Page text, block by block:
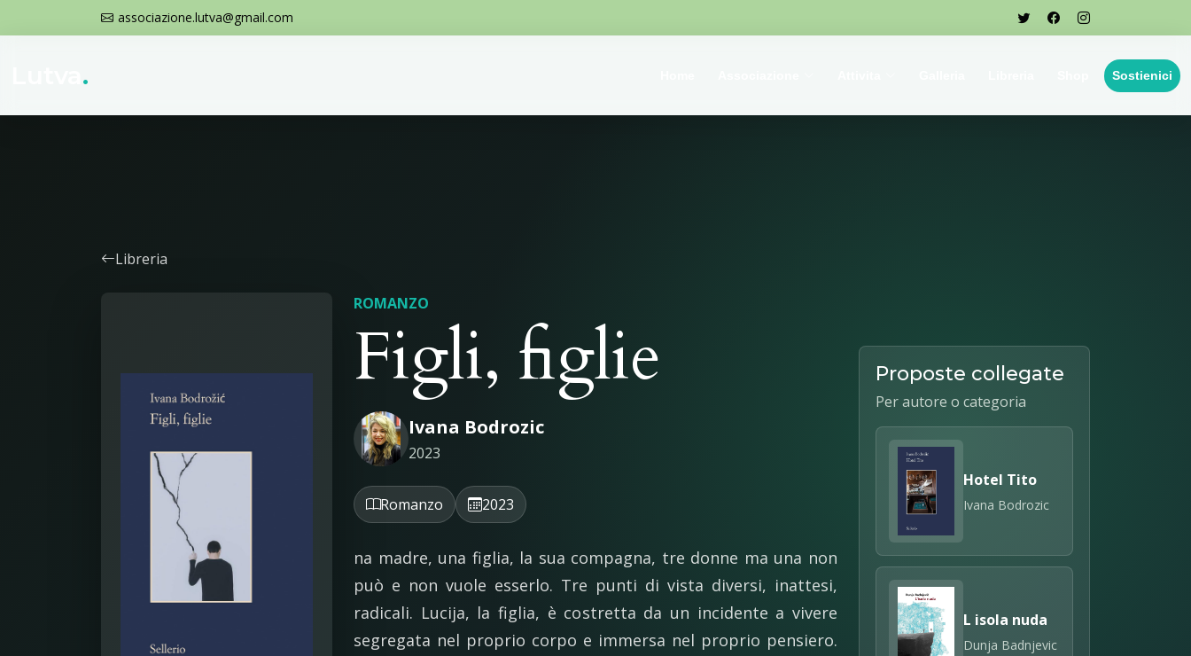
associazione.lutva@gmail.com
. Sostienici
Libreria
ROMANZO
Figli, figlie
Ivana Bodrozic
2023
Romanzo 2023
na madre, una figlia, la sua compagna, tre donne ma una non
può e non vuole esserlo. Tre punti di vista diversi, inattesi,
radicali. Lucija, la figlia, è costretta da un incidente a vivere
segregata nel proprio corpo e immersa nel proprio pensiero.
Proposte collegate
Per autore o categoria
Hotel Tito
Ivana Bodrozic
L isola nuda
Dunja Badnjevic